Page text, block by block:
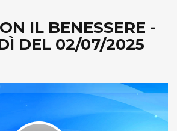
IL BENESSERE -
DEL 02/07/2025